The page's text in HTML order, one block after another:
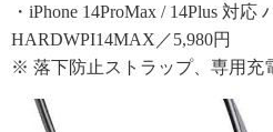
・iPhone 14ProMax / 14Plus 対
HARDWPI14MAX／5,980円
※ 落下防止ストラップ、専用充